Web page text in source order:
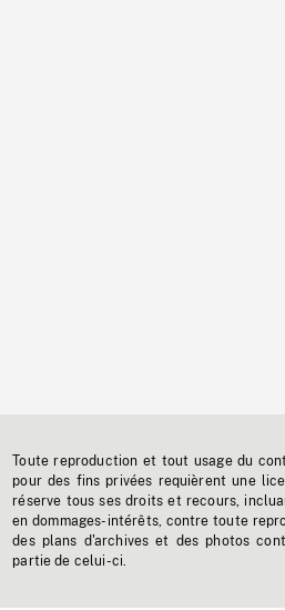
Toute reproduction et tout usage du
pour des fins privées requièrent une
réserve tous ses droits et recours,
en dommages-intérêts, contre toute
des plans d'archives et des photos
partie de celui-ci.